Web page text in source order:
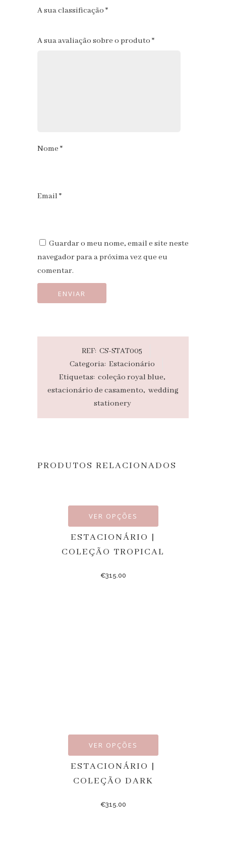
A sua classificação *
A sua avaliação sobre o produto *
Nome *
Email *
Guardar o meu nome, email e site neste
navegador para a próxima vez que eu
comentar.
REF: CS-STAT005
Categoria: Estacionário
Etiquetas: coleção royal blue,
estacionário de casamento, wedding
stationery
PRODUTOS RELACIONADOS
VER OPÇÕES
ESTACIONÁRIO |
COLEÇÃO TROPICAL
€315.00
VER OPÇÕES
ESTACIONÁRIO |
COLEÇÃO DARK
€315.00